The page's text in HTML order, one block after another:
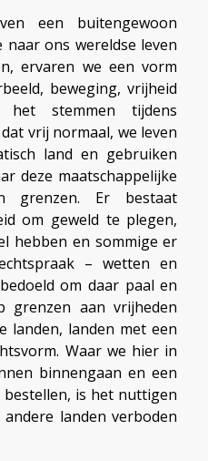
een buitengewoon
ons wereldse leven
ervaren we een vorm
beweging, vrijheid
stemmen tijdens
vrij normaal, we leven
land en gebruiken
deze maatschappelijke
grenzen. Er bestaat
om geweld te plegen,
hebben en sommige er
– wetten en
om daar paal en
grenzen aan vrijheden
landen, landen met een
Waar we hier in
binnengaan en een
is het nuttigen
landen verboden